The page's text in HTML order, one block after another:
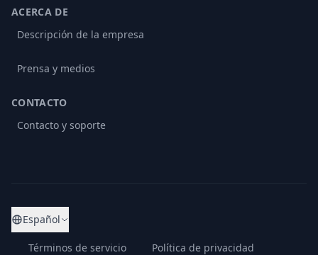
ACERCA DE
Descripción de la empresa
Prensa y medios
CONTACTO
Contacto y soporte
Español
Términos de servicio Política de privacidad